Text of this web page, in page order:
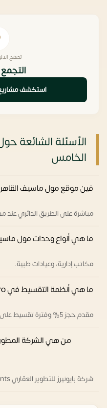
تصفح
استكشف
الأسئلة الشائعة
الخامس
فين موقع مول ماسيف
مباشرة على الطريق الدائري
ما هي أنواع وحدات مول
مكاتب إدارية، وعيادات طبية.
ما هي أنظمة التقسيط في Mall Massive New Cairo؟
مقدم حجز 5% وفترة تقسيط على 8 سنوات.
شركة بايونيرز للتطوير العقاري PRE Developments.